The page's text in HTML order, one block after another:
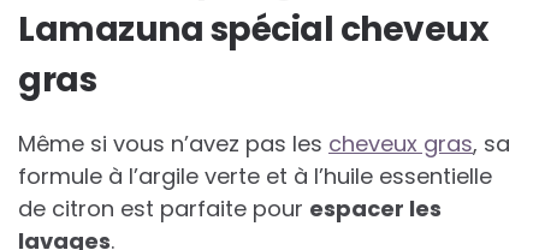
Lamazuna spécial cheveux
gras
Même si vous n’avez pas les cheveux gras, sa
formule à l’argile verte et à l’huile essentielle
de citron est parfaite pour espacer les
lavages.